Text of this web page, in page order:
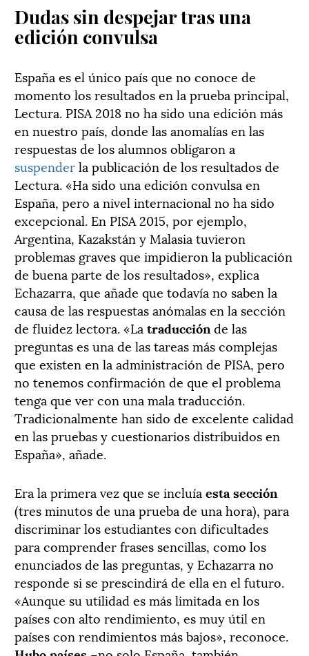
Dudas sin despejar tras una
edición convulsa
España es el único país que no conoce de
momento los resultados en la prueba principal,
Lectura. PISA 2018 no ha sido una edición más
en nuestro país, donde las anomalías en las
respuestas de los alumnos obligaron a
suspenderla publicación de los resultados de
Lectura. «Ha sido una edición convulsa en
España, pero a nivel internacional no ha sido
excepcional. En PISA 2015, por ejemplo,
Argentina, Kazakstán y Malasia tuvieron
problemas graves que impidieron la publicación
de buena parte de los resultados», explica
Echazarra, que añade que todavía no saben la
causa de las respuestas anómalas en la sección
de fluidez lectora. «La traducción de las
preguntas es una de las tareas más complejas
que existen en la administración de PISA, pero
no tenemos confirmación de que el problema
tenga que ver con una mala traducción.
Tradicionalmente han sido de excelente calidad
en las pruebas y cuestionarios distribuidos en
España», añade.
Era la primera vez que se incluía esta sección
(tres minutos de una prueba de una hora), para
discriminar los estudiantes con dificultades
para comprender frases sencillas, como los
enunciados de las preguntas, y Echazarra no
responde si se prescindirá de ella en el futuro.
«Aunque su utilidad es más limitada en los
países con alto rendimiento, es muy útil en
países con rendimientos más bajos», reconoce.